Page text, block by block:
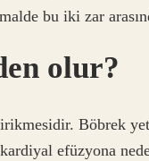
bu iki zar
olur?
Böbrek
efüzyona